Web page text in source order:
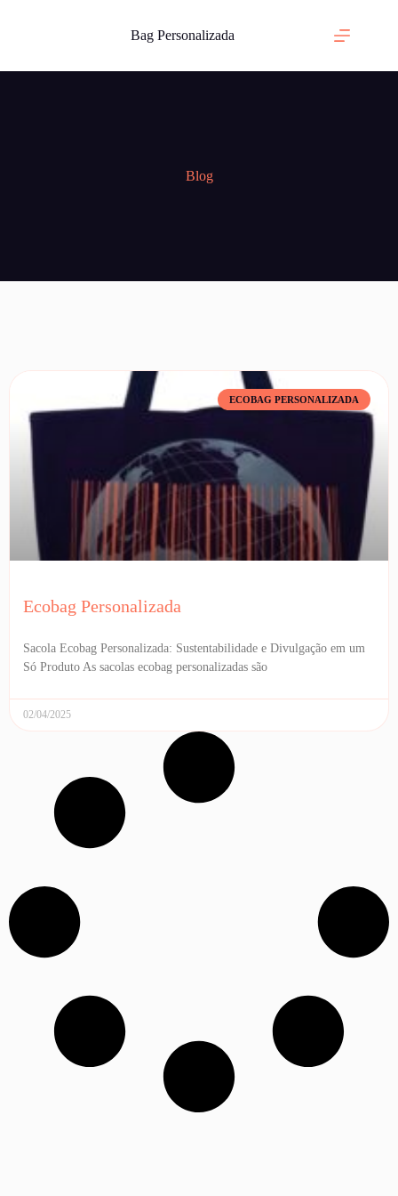
Bag Personalizada
Blog
ECOBAG PERSONALIZADA
Ecobag Personalizada
Sacola Ecobag Personalizada: Sustentabilidade e Divulgação em um
Só Produto As sacolas ecobag personalizadas são
02/04/2025